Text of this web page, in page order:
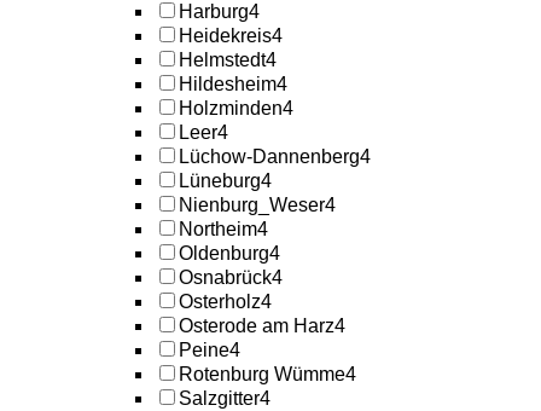
Harburg4
Heidekreis4
Helmstedt4
Hildesheim4
Holzminden4
Leer4
Lüchow-Dannenberg4
Lüneburg4
Nienburg_Weser4
Northeim4
Oldenburg4
Osnabrück4
Osterholz4
Osterode am Harz4
Peine4
Rotenburg Wümme4
Salzgitter4